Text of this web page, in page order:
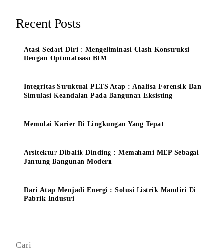
Recent Posts
Atasi Sedari Diri : Mengeliminasi Clash Konstruksi
Dengan Optimalisasi BIM
Integritas Struktual PLTS Atap : Analisa Forensik Dan
Simulasi Keandalan Pada Bangunan Eksisting
Memulai Karier Di Lingkungan Yang Tepat
Arsitektur Dibalik Dinding : Memahami MEP Sebagai
Jantung Bangunan Modern
Dari Atap Menjadi Energi : Solusi Listrik Mandiri Di
Pabrik Industri
Cari